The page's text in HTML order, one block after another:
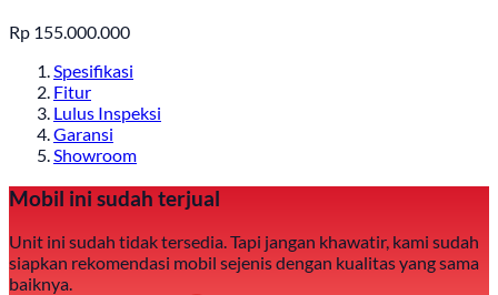
Rp 155.000.000
Spesifikasi
Fitur
Lulus Inspeksi
Garansi
Showroom
Mobil ini sudah terjual
Unit ini sudah tidak tersedia. Tapi jangan khawatir, kami sudah
siapkan rekomendasi mobil sejenis dengan kualitas yang sama
baiknya.